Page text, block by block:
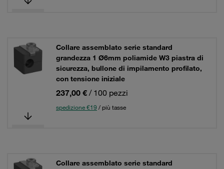
Collare assemblato serie standard
grandezza 1 Ø6mm poliamide W3 piastra di
sicurezza, bullone di impilamento profilato,
con tensione iniziale
237,00 € / 100 pezzi
spedizione €19 / più tasse
Collare assemblato serie standard